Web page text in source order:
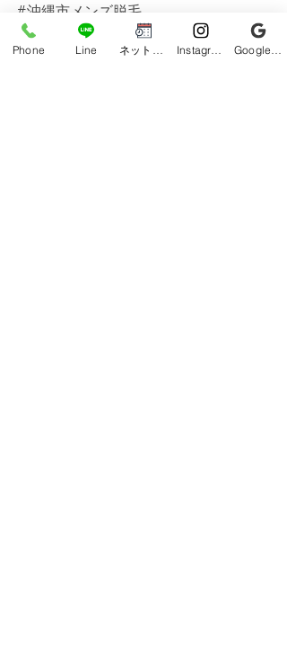
#沖縄市メンズ脱毛
#沖縄メンズ脱毛
#脱毛
Phone Line